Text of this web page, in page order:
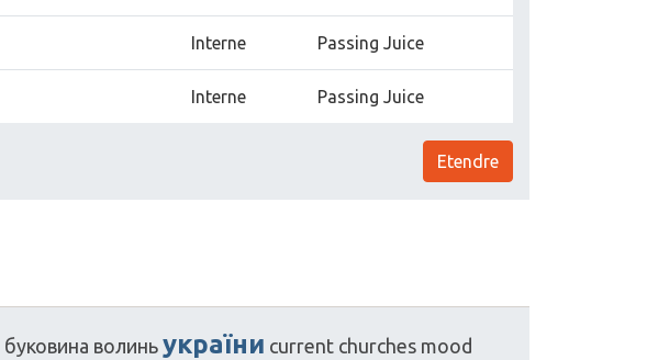
Interne Passing Juice
Interne Passing Juice
Etendre
буковина волинь україни current churches mood